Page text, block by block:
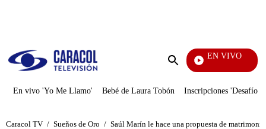
Enviar
EN VIVO
Pura
En vivo 'Yo Me Llamo' Bebé de Laura Tobón Inscripciones 'Desafío'
Caracol TV / Sueños de Oro / Saúl Marín le hace una propuesta de